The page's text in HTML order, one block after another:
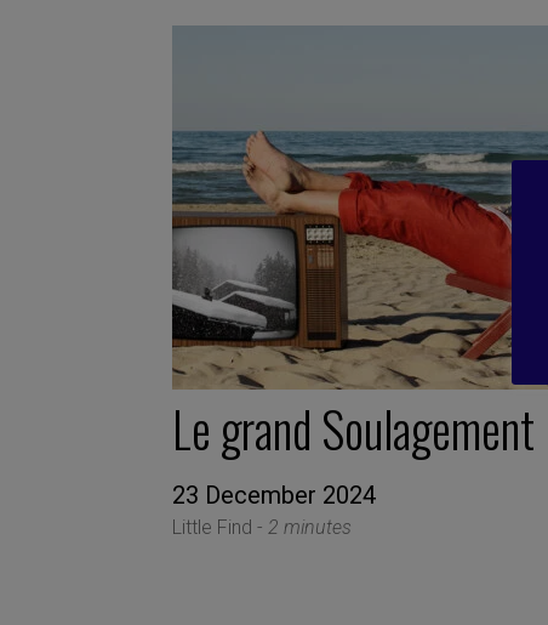
Le grand Soulagement
23 December 2024
Little Find - 2 minutes